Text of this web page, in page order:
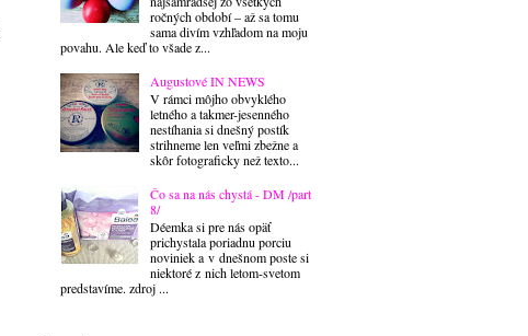
ročných období – až sa tomu
sama divím vzhľadom na moju
povahu. Ale keď to všade z...
Augustové IN NEWS
V rámci môjho obvyklého
letného a takmer-jesenného
nestíhania si dnešný postík
strihneme len veľmi zbežne a
skôr fotograficky než texto...
Čo sa na nás chystá - DM /part
8/
Déemka si pre nás opäť
prichystala poriadnu porciu
noviniek a v dnešnom poste si
niektoré z nich letom-svetom
predstavíme. zdroj ...